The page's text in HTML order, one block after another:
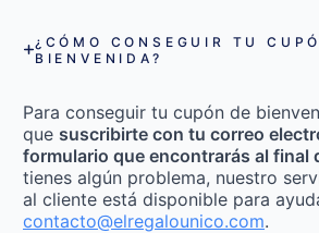
¿CÓMO CONSEGUIR TU
BIENVENIDA?
Para conseguir tu cupón de
que suscribirte con tu correo
formulario que encontrarás al final
tienes algún problema, nuestro
al cliente está disponible para
contacto@elregalounico.com.